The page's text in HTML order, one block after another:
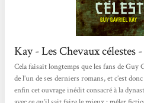
Kay - Les Chevaux célestes
Cela faisait longtemps que les fans de
de l’un de ses derniers romans, et c’est
enfin cet ouvrage inédit consacré à la